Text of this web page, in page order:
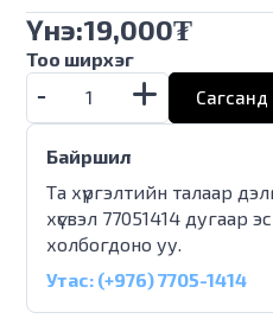
Үнэ:19,000₮
Тоо ширхэг
Сагсанд
Байршил
Та хүргэлтийн талаар
хүсвэл 77051414 дугаар
холбогдоно уу.
Утас: (+976) 7705-1414